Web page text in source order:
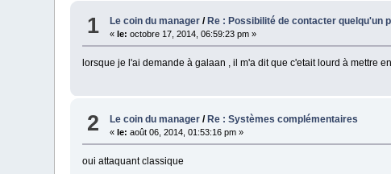
1 Le coin du manager / Re : Possibilité de contacter quelqu'un
«le: octobre 17, 2014, 06:59:23 pm »
lorsque je l'ai demande à galaan , il m'a dit que c'etait lourd à mettre
2 Le coin du manager /Re : Systèmes complémentaires
«le: août 06, 2014, 01:53:16 pm »
oui attaquant classique